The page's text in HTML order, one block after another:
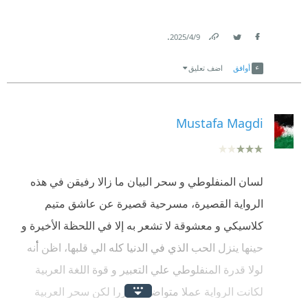
9‏/4‏/2025
.
أوافق اضف تعليق
Mustafa Magdi
لسان المنفلوطي و سحر البيان ما زالا رفيقن في هذه
الرواية القصيرة، مسرحية قصيرة عن عاشق متيم
كلاسيكي و معشوقة لا تشعر به إلا في اللحظة الأخيرة و
حينها ينزل الحب الذي في الدنيا كله الي قلبها، اظن أنه
لولا قدرة المنفلوطي علي التعبير و قوة اللغة العربية
لكانت الرواية عملا متواضعا مكررا لكن سحر العربية